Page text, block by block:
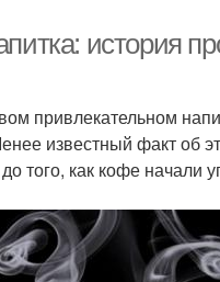
история
привлекательном
известный факт об
того, как кофе начали